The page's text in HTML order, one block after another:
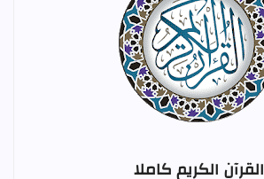
القرآن الكريم كاملا